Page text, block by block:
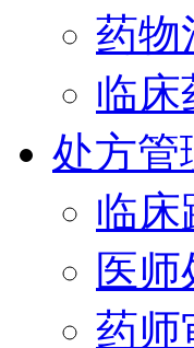
药物
临床
处方管
临床
医师
药师